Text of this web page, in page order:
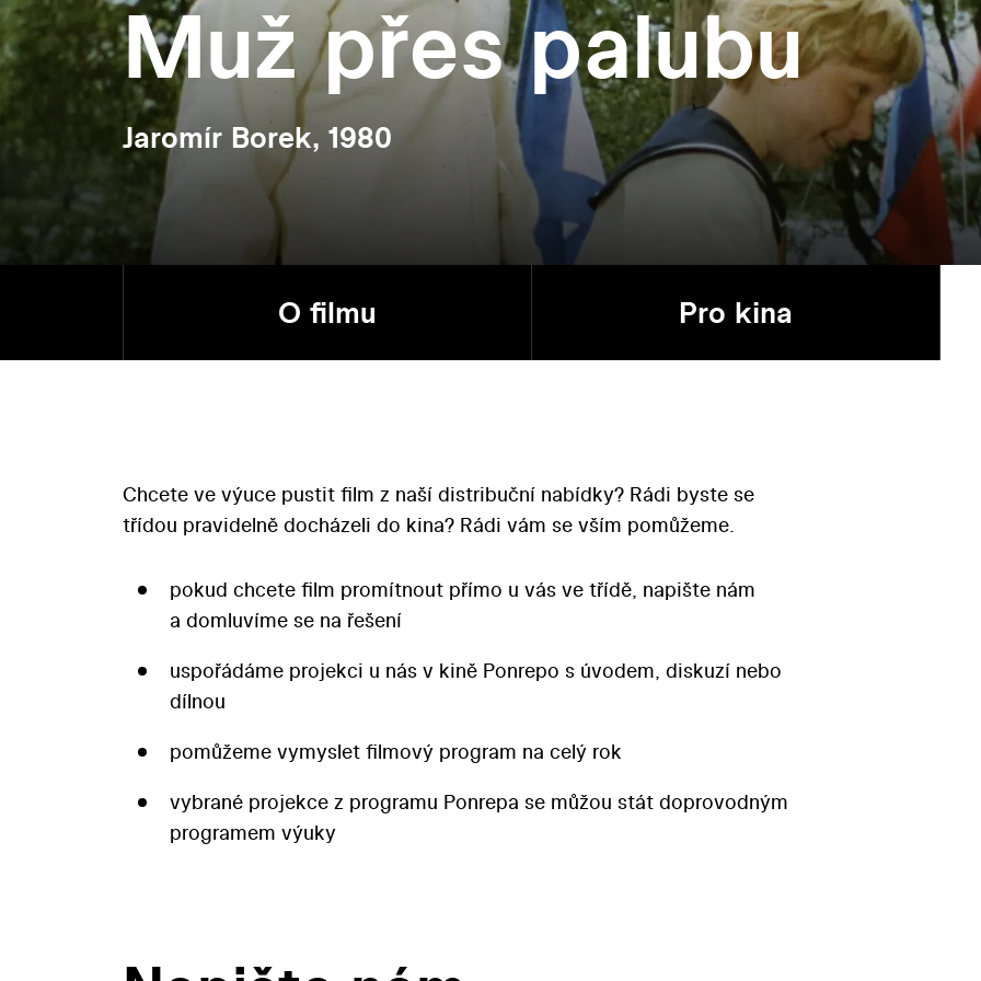
Muž přes palubu
Jaromír Borek, 1980
O filmu Pro kina
Chcete ve výuce pustit film z naší distribuční nabídky? Rádi byste se
třídou pravidelně docházeli do kina? Rádi vám se vším pomůžeme.
pokud chcete film promítnout přímo u vás ve třídě, napište nám
a domluvíme se na řešení
uspořádáme projekci u nás v kině Ponrepo s úvodem, diskuzí nebo
dílnou
pomůžeme vymyslet filmový program na celý rok
vybrané projekce z programu Ponrepa se můžou stát doprovodným
programem výuky